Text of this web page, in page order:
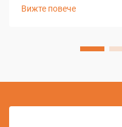
Вижте повече